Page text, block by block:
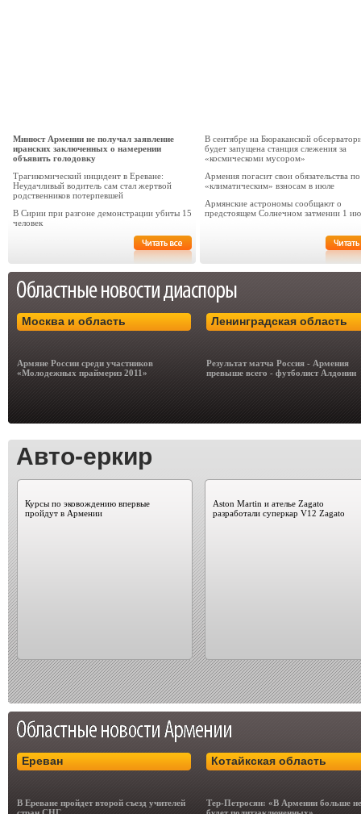
Минюст Армении не получал заявление
иранских заключенных о намерении
объявить голодовку
Трагикомический инцидент в Ереване:
Неудачливый водитель сам стал жертвой
родственников потерпевшей
В Сирии при разгоне демонстрации убиты 15
человек
В сентябре на Бюраканской
будет запущена станция слежения за
«космическоми мусором»
Армения погасит свои обязательства по
«климатическим» взносам в июле
Армянские астрономы сообщают о
предстоящем Солнечном затмении 1
Москва и область
Армяне России среди участников
«Молодежных праймериз 2011»
Ленинградская область
Результат матча Россия - Армения
превыше всего - футболист Алдонин
Авто-еркир
Курсы по эковождению впервые
пройдут в Армении
Aston Martin и ателье Zagato
разработали суперкар V12 Zagato
Ереван
В Ереване пройдет второй съезд учителей
Котайкская область
Тер-Петросян: «В Армении больше не